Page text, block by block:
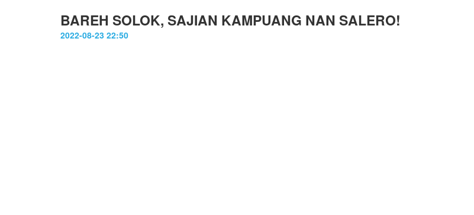
BAREH SOLOK, SAJIAN KAMPUANG NAN SALERO!
2022-08-23 22:50